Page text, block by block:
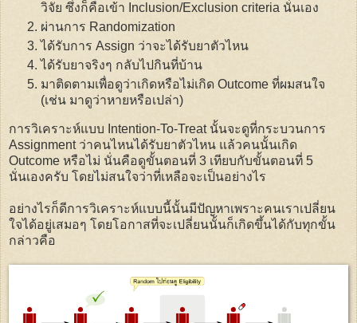
วิจัย ซึ่งก็คือเข้า Inclusion/Exclusion criteria นั่นเอง
ผ่านการ Randomization
ได้รับการ Assign ว่าจะได้รับยาตัวไหน
ได้รับยาจริงๆ กลับไปกินที่บ้าน
มาติดตามเพื่อดูว่าเกิดหรือไม่เกิด Outcome ที่ผมสนใจ
(เช่น มาดูว่าหายหรือเปล่า)
การวิเคราะห์แบบ Intention-To-Treat นั้นจะดูที่กระบวนการ
Assignment ว่าคนไหนได้รับยาตัวไหน แล้วคนนั้นเกิด
Outcome หรือไม่ นั่นคือดูขั้นตอนที่ 3 เทียบกับขั้นตอนที่ 5
นั่นเองครับ โดยไม่สนใจว่าที่เหลือจะเป็นอย่างไร
อย่างไรก็ดีการวิเคราะห์แบบนี้นั้นมีปัญหาเพราะคนเราเปลี่ยน
ใจได้อยู่เสมอๆ โดยโอกาสที่จะเปลี่ยนนั้นก็เกิดขึ้นได้กับทุกขั้น
กล่าวคือ